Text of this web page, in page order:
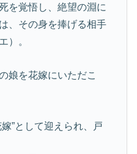
を覚悟し、絶望の淵に
、その身を捧げる相手
）。
娘を花嫁にいただこ
”として迎えられ、戸